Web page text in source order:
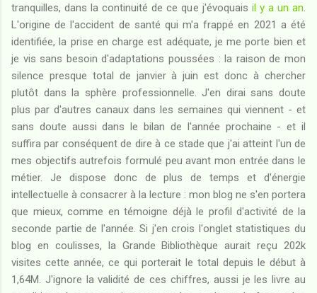
tranquilles, dans la continuité de ce que j'évoquais il y a un an
L'origine de l'accident de santé qui m'a frappé en 2021 a été
identifiée, la prise en charge est adéquate, je me porte bien et
je vis sans besoin d'adaptations poussées : la raison de mon
silence presque total de janvier à juin est donc à chercher
plutôt dans la sphère professionnelle. J'en dirai sans doute
plus par d'autres canaux dans les semaines qui viennent - et
sans doute aussi dans le bilan de l'année prochaine - et il
suffira par conséquent de dire à ce stade que j'ai atteint l'un de
mes objectifs autrefois formulé peu avant mon entrée dans le
métier. Je dispose donc de plus de temps et d'énergie
intellectuelle à consacrer à la lecture : mon blog ne s'en portera
que mieux, comme en témoigne déjà le profil d'activité de la
seconde partie de l'année. Si j'en crois l'onglet statistiques du
blog en coulisses, la Grande Bibliothèque aurait reçu 202k
visites cette année, ce qui porterait le total depuis le début à
1,64M. J'ignore la validité de ces chiffres, aussi je les livre au